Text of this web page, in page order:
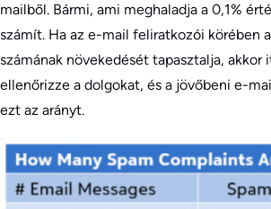
mailből. Bármi, ami meghaladja a 0,1%
számít. Ha az e-mail feliratkozói körében
számának növekedését tapasztalja, akkor
ellenőrizze a dolgokat, és a jövőbeni e-
ezt az arányt.